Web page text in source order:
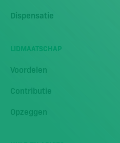
Dispensatie
LIDMAATSCHAP
Voordelen
Contributie
Opzeggen